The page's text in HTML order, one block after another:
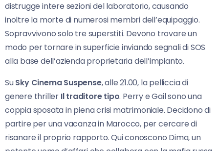
distrugge intere sezioni del laboratorio, causando
inoltre la morte di numerosi membri dell’equipaggio.
Sopravvivono solo tre superstiti. Devono trovare un
modo per tornare in superficie inviando segnali di SOS
alla base dell’azienda proprietaria dell’impianto.
SuSky Cinema Suspense, alle 21.00, la pelliccia di
genere thriller Il traditore tipo. Perry e Gail sono una
coppia sposata in piena crisi matrimoniale. Decidono di
partire per una vacanza in Marocco, per cercare di
risanare il proprio rapporto. Qui conoscono Dima, un